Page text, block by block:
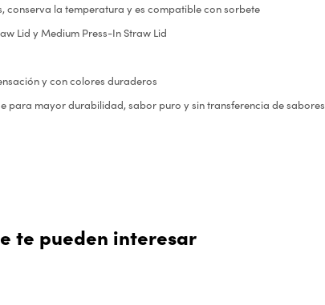
conserva la temperatura y es compatible con sorbete
Lid y Medium Press-In Straw Lid
y con colores duraderos
para mayor durabilidad, sabor puro y sin transferencia de sabores
te pueden interesar